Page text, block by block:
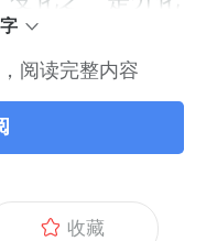
阅读完整内容
收藏